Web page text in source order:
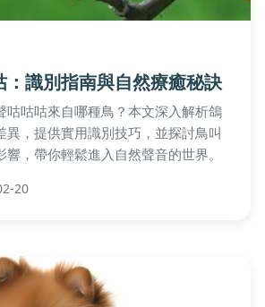
：識別指南與自然療癒秘訣
咕咕咕來自哪種鳥？本文深入解析鴿
異，提供實用識別技巧，並探討鳥叫
，帶你輕鬆進入自然聲音的世界。
20